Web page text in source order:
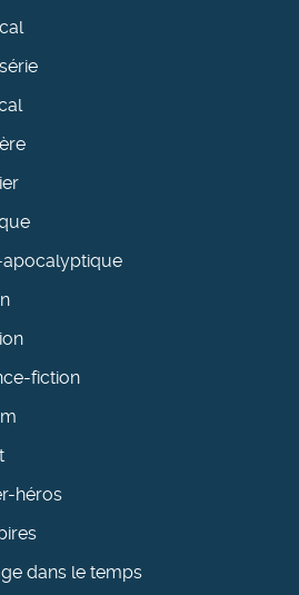
apocalyptique
fiction
héros
dans le temps